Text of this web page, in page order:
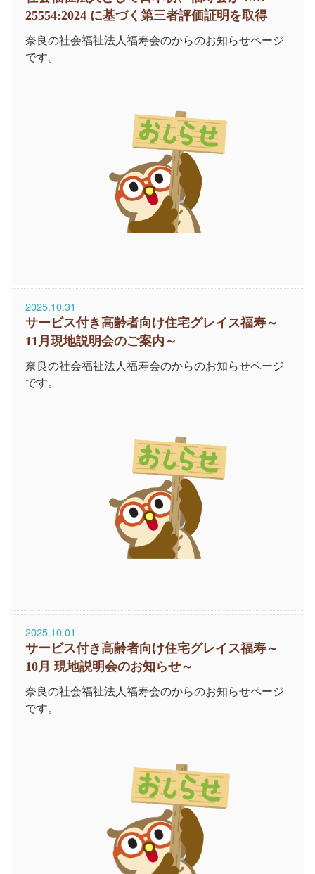
25554:2024 に基づく第三者評価証明を取得
奈良の社会福祉法人福寿会のからのお知らせページ
です。
2025.10.31
サービス付き高齢者向け住宅グレイス福寿～
11月現地説明会のご案内～
奈良の社会福祉法人福寿会のからのお知らせページ
です。
2025.10.01
サービス付き高齢者向け住宅グレイス福寿～
10月 現地説明会のお知らせ～
奈良の社会福祉法人福寿会のからのお知らせページ
です。